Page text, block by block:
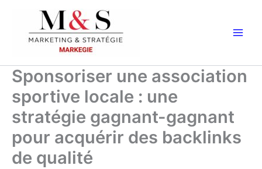
contenu
Sponsoriser une association
sportive locale : une
stratégie gagnant-gagnant
pour acquérir des backlinks
de qualité